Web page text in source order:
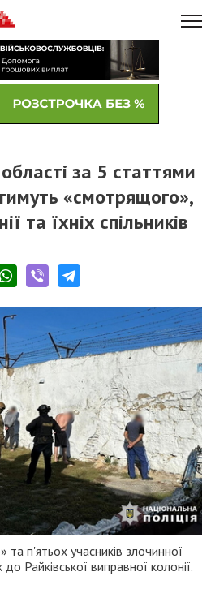
за 5 статтями
«смотрящого»,
та їхніх спільників
п'ятьох учасників злочинної
до Райківської виправної колонії.